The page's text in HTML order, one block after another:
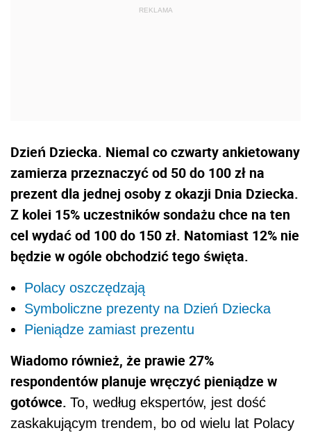
Dzień Dziecka. Niemal co czwarty ankietowany
zamierza przeznaczyć od 50 do 100 zł na
prezent dla jednej osoby z okazji Dnia Dziecka.
Z kolei 15% uczestników sondażu chce na ten
cel wydać od 100 do 150 zł. Natomiast 12% nie
będzie w ogóle obchodzić tego święta.
Polacy oszczędzają
Symboliczne prezenty na Dzień Dziecka
Pieniądze zamiast prezentu
Wiadomo również, że prawie 27%
respondentów planuje wręczyć pieniądze w
gotówce. To, według ekspertów, jest dość
zaskakującym trendem, bo od wielu lat Polacy